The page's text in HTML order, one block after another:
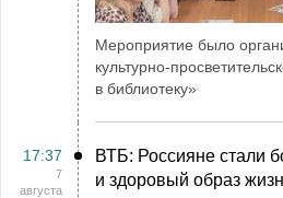
Мероприятие было
культурно-
в библиотеку»
17:37
7
августа
ВТБ: Россияне стали
и здоровый образ